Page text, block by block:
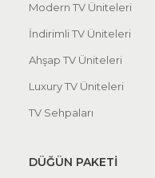
Modern TV Üniteleri
İndirimli TV Üniteleri
Ahşap TV Üniteleri
Luxury TV Üniteleri
TV Sehpaları
DÜĞÜN PAKETİ